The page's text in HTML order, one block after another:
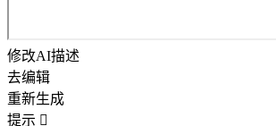
修改AI描述
去编辑
重新生成
提示 